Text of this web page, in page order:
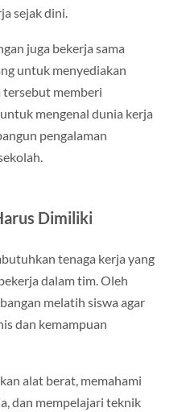
sejak dini.
juga bekerja sama
untuk menyediakan
tersebut memberi
mengenal dunia kerja
pengalaman
Dimiliki
tenaga kerja yang
dalam tim. Oleh
melatih siswa agar
dan kemampuan
alat berat, memahami
dan mempelajari teknik